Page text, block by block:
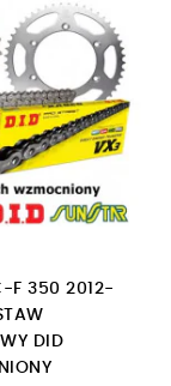
F 350 2012-
DID